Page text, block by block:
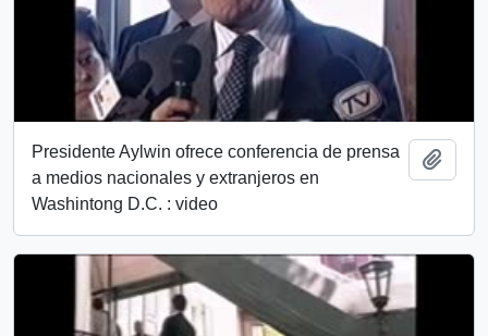
Presidente Aylwin ofrece conferencia de prensa
a medios nacionales y extranjeros en
Washintong D.C. : video